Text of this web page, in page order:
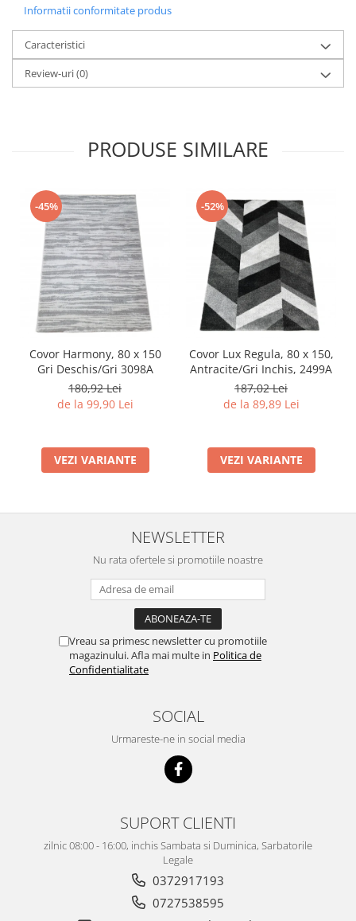
Informatii conformitate produs
Caracteristici
Review-uri(0)
PRODUSE SIMILARE
-45%
Covor Harmony, 80 x 150
Gri Deschis/Gri 3098A
180,92 Lei
de la 99,90 Lei
VEZI VARIANTE
-52%
Covor Lux Regula, 80 x 150,
Antracite/Gri Inchis, 2499A
187,02 Lei
de la 89,89 Lei
VEZI VARIANTE
NEWSLETTER
Nu rata ofertele si promotiile noastre
Vreau sa primesc newsletter cu promotiile
magazinului. Afla mai multe in Politica de
Confidentialitate
SOCIAL
Urmareste-ne in social media
SUPORT CLIENTI
zilnic 08:00 - 16:00, inchis Sambata si Duminica, Sarbatorile
Legale
0372917193
0727538595